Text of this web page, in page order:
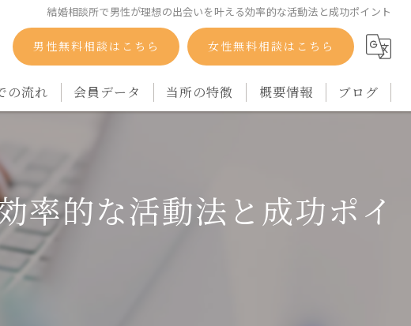
結婚相談所で男性が理想の出会いを叶える効率的な活動法と成功ポイント
男性無料相談はこちら 女性無料相談はこちら
の流れ 会員データ 当所の特徴
シングルマザー
概要情報 ブログ
率的な活動法と成功ポイ